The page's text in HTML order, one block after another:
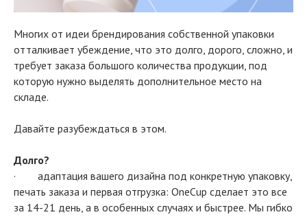
Многих от идеи брендирования собственной упаковки
отталкивает убеждение, что это долго, дорого, сложно, и
требует заказа большого количества продукции, под
которую нужно выделять дополнительное место на
складе.
Давайте разубеждаться в этом.
Долго?
· адаптация вашего дизайна под конкретную упаковку,
печать заказа и первая отгрузка: OneCup сделает это все
за 14-21 день, а в особенных случаях и быстрее. Мы гибко